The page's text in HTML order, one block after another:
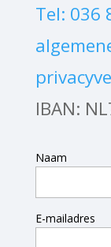
Tel: 036
IBAN:
Naam
E-mailadres